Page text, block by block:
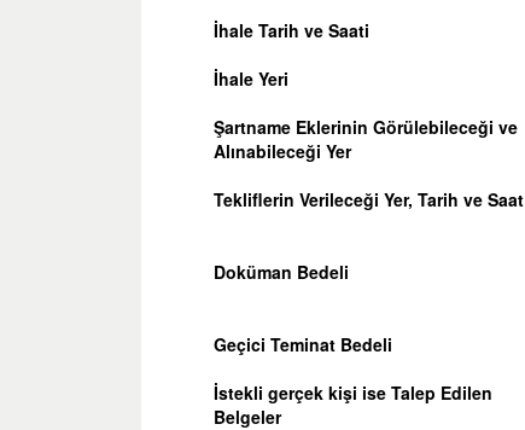
İhale Tarih ve Saati
İhale Yeri
Şartname Eklerinin Görülebileceği ve
Alınabileceği Yer
Tekliflerin Verileceği Yer, Tarih ve Saat
Doküman Bedeli
Geçici Teminat Bedeli
İstekli gerçek kişi ise Talep Edilen
Belgeler